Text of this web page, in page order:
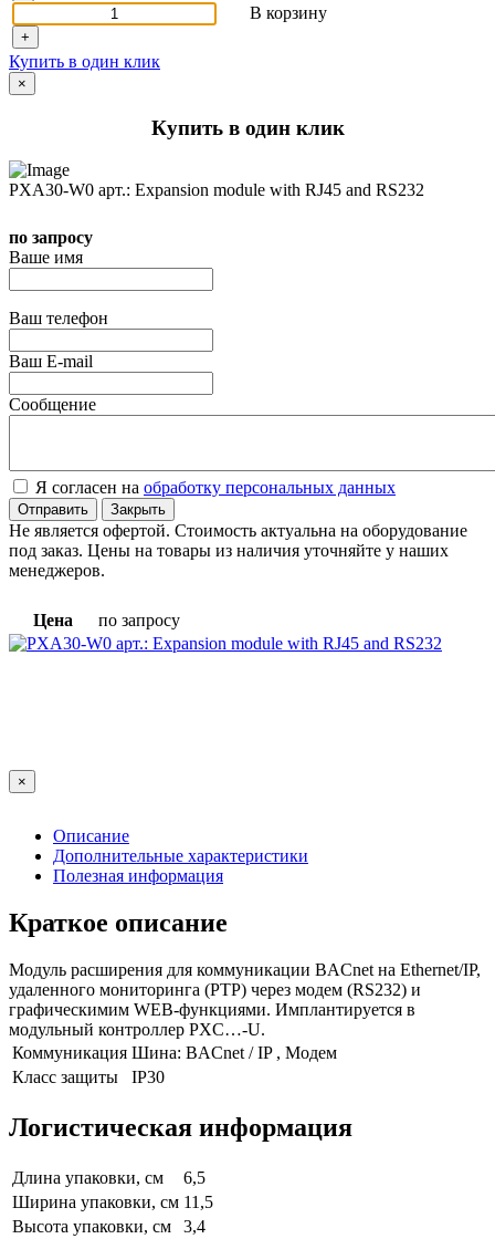
+
В корзину
Купить в один клик
×
Купить в один клик
PXA30-W0 арт.: Expansion module with RJ45 and RS232
по запросу
Ваше имя
Ваш телефон
Ваш E-mail
Сообщение
Я согласен на обработку персональных данных
Отправить Закрыть
Не является офертой. Стоимость актуальна на оборудование
под заказ. Цены на товары из наличия уточняйте у наших
менеджеров.
Цена по запросу
×
Описание
Дополнительные характеристики
Полезная информация
Краткое описание
Модуль расширения для коммуникации BACnet на Ethernet/IP,
удаленного мониторинга (PTP) через модем (RS232) и
графическимим WEB-функциями. Имплантируется в
модульный контроллер PXC…-U.
Коммуникация Шина: BACnet / IP , Модем
Класс защиты
IP30
Логистическая информация
Длина упаковки, см
6,5
Ширина упаковки, см 11,5
Высота упаковки, см
3,4